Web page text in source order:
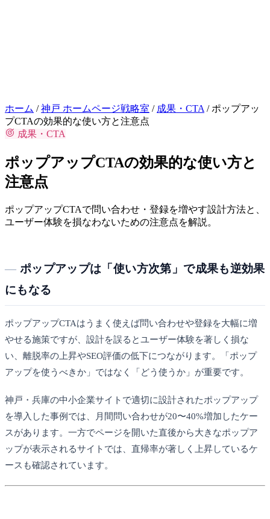
ホーム / 神戸 ホームページ戦略室 / 成果・CTA / ポップアッ
プCTAの効果的な使い方と注意点
成果・CTA
ポップアップCTAの効果的な使い方と
注意点
ポップアップCTAで問い合わせ・登録を増やす設計方法と、
ユーザー体験を損なわないための注意点を解説。
ポップアップは「使い方次第」で成果も逆効果
にもなる
ポップアップCTAはうまく使えば問い合わせや登録を大幅に増
やせる施策ですが、設計を誤るとユーザー体験を著しく損な
い、離脱率の上昇やSEO評価の低下につながります。「ポップ
アップを使うべきか」ではなく「どう使うか」が重要です。
神戸・兵庫の中小企業サイトで適切に設計されたポップアップ
を導入した事例では、月間問い合わせが20〜40%増加したケー
スがあります。一方でページを開いた直後から大きなポップア
ップが表示されるサイトでは、直帰率が著しく上昇しているケ
ースも確認されています。